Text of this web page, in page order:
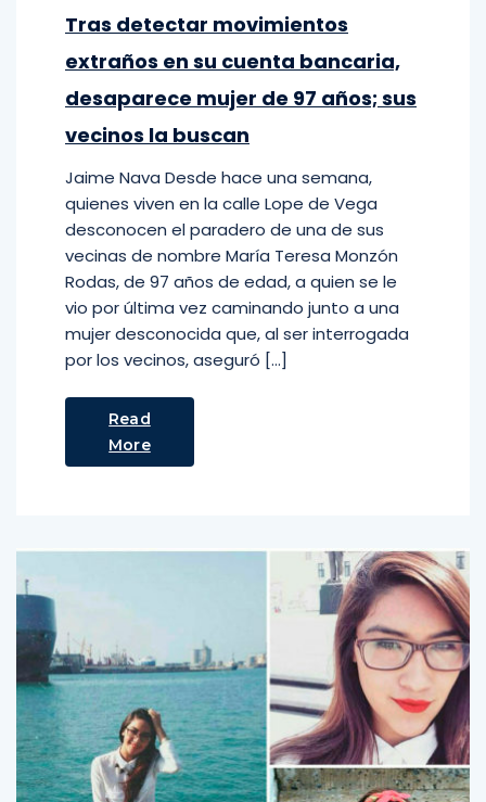
Tras detectar movimientos
extraños en su cuenta bancaria,
desaparece mujer de 97 años; sus
vecinos la buscan
Jaime Nava Desde hace una semana,
quienes viven en la calle Lope de Vega
desconocen el paradero de una de sus
vecinas de nombre María Teresa Monzón
Rodas, de 97 años de edad, a quien se le
vio por última vez caminando junto a una
mujer desconocida que, al ser interrogada
por los vecinos, aseguró […]
Read
More